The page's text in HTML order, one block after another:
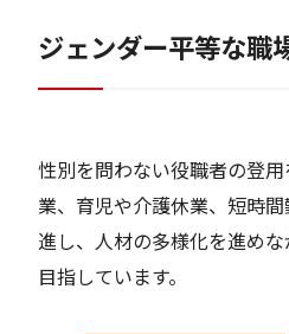
ジェンダー平等な職
性別を問わない役職者の登
業、育児や介護休業、短時
進し、人材の多様化を進め
目指しています。